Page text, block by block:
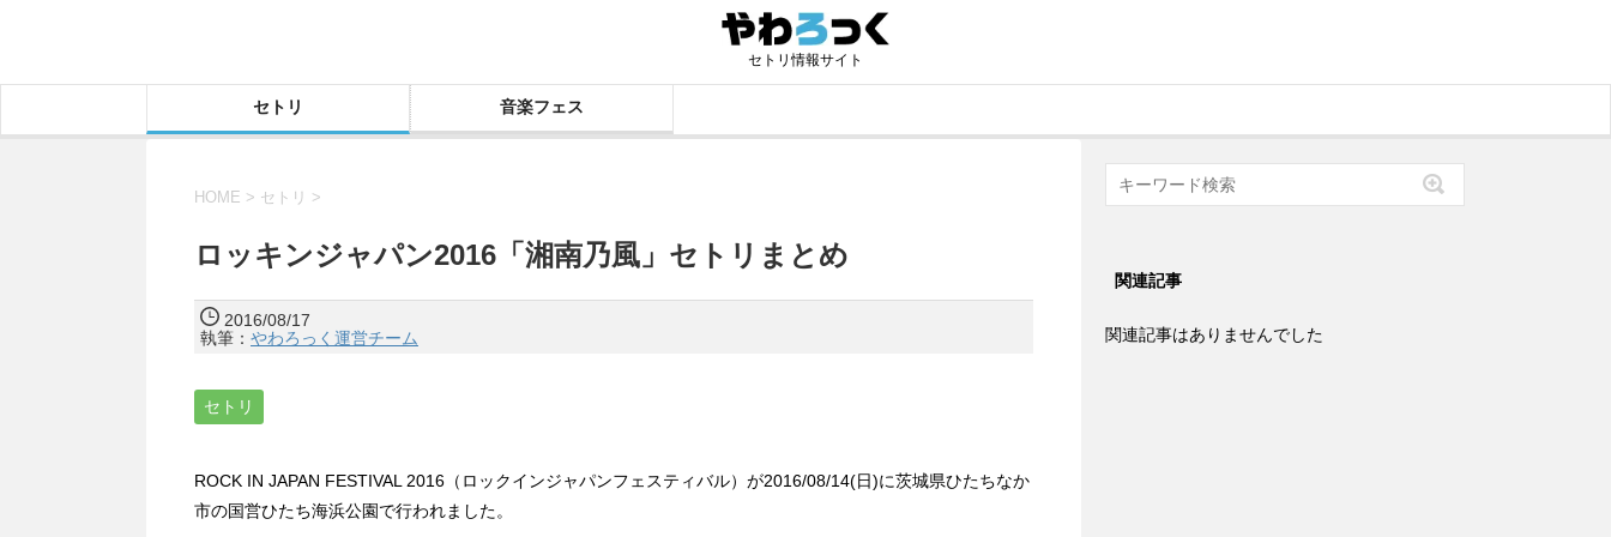
セトリ情報サイト
セトリ 音楽フェス
HOME > セトリ >
ロッキンジャパン2016「湘南乃風」セトリまとめ
2016/08/17
執筆： やわろっく運営チーム
セトリ
ROCK IN JAPAN FESTIVAL 2016（ロックインジャパンフェスティバル）が2016/08/14(日)に茨城県ひたちなか
市の国営ひたち海浜公園で行われました。
関連記事
関連記事はありませんでした